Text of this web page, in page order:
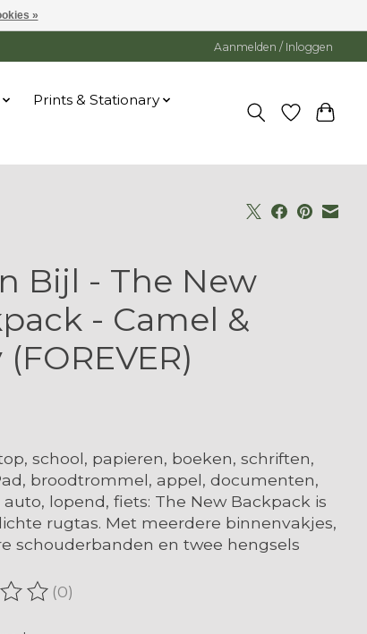
Aanmelden / Inloggen
Prints & Stationary
Bijl - The New
- Camel &
school, papieren, boeken, schriften,
broodtrommel, appel, documenten,
lopend, fiets: The New Backpack is
rugtas. Met meerdere binnenvakjes,
schouderbanden en twee hengsels
van dit product is
(0)
»